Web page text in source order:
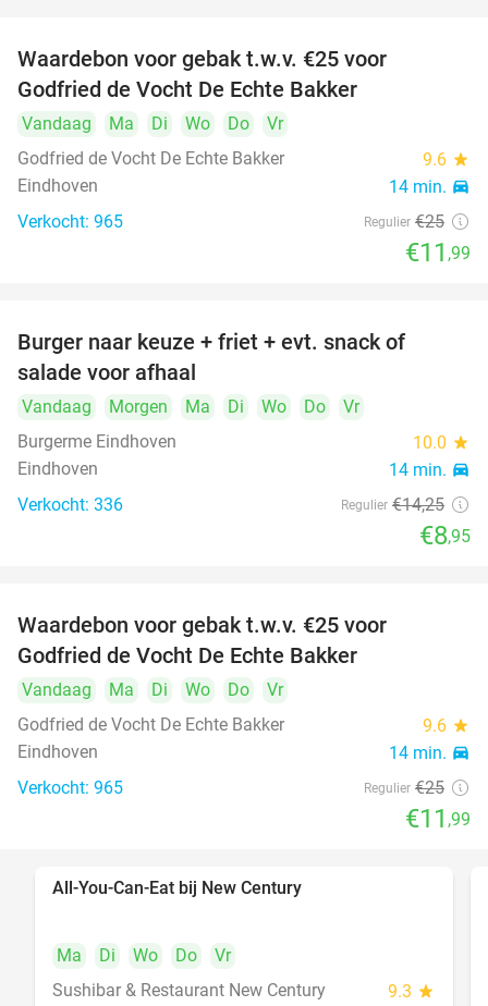
Waardebon voor gebak t.w.v. €25 voor
Godfried de Vocht De Echte Bakker
Vandaag Ma Di Wo Do
Vr
Godfried de Vocht De Echte Bakker
9.6 star
Eindhoven 14 min. directions_car
Verkocht: 965 Regulier €25
€11 ,99
Burger naar keuze + friet + evt. snack of
salade voor afhaal
Vandaag Morgen Ma Di Wo Do
Vr
Burgerme Eindhoven
10.0 star
Eindhoven 14 min. directions_car
Verkocht: 336 Regulier €14,25
€8,95
Waardebon voor gebak t.w.v. €25 voor
Godfried de Vocht De Echte Bakker
Vandaag Ma Di Wo Do
Vr
Godfried de Vocht De Echte Bakker
9.6 star
Eindhoven 14 min. directions_car
Verkocht: 965 Regulier €25
€11 ,99
All-You-Can-Eat bij New Century
Ma Di Wo Do
Vr
Sushibar & Restaurant New Century
9.3 star